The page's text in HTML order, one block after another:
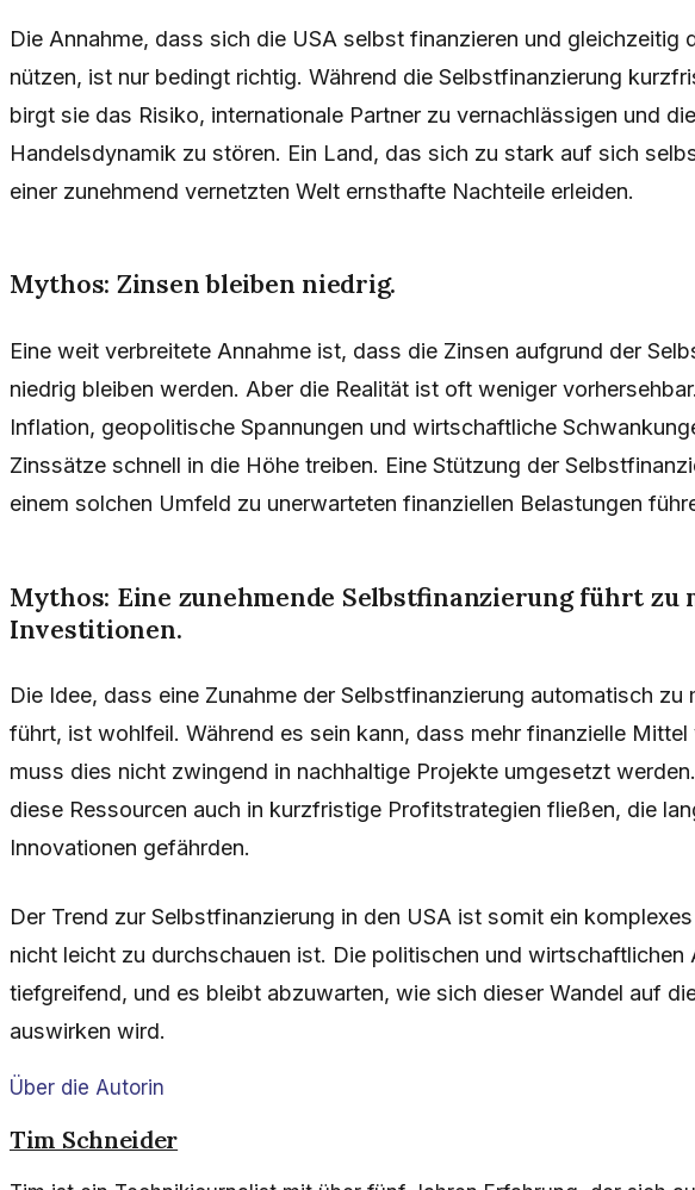
Die Annahme, dass sich die USA selbst finanzieren und gleichzeitig
nützen, ist nur bedingt richtig. Während die Selbstfinanzierung
birgt sie das Risiko, internationale Partner zu vernachlässigen und
Handelsdynamik zu stören. Ein Land, das sich zu stark auf sich
einer zunehmend vernetzten Welt ernsthafte Nachteile erleiden.
Mythos: Zinsen bleiben niedrig.
Eine weit verbreitete Annahme ist, dass die Zinsen aufgrund der
niedrig bleiben werden. Aber die Realität ist oft weniger
Inflation, geopolitische Spannungen und wirtschaftliche
Zinssätze schnell in die Höhe treiben. Eine Stützung der
einem solchen Umfeld zu unerwarteten finanziellen Belastungen
Mythos: Eine zunehmende Selbstfinanzierung führt zu
Investitionen.
Die Idee, dass eine Zunahme der Selbstfinanzierung automatisch zu
führt, ist wohlfeil. Während es sein kann, dass mehr finanzielle Mittel
muss dies nicht zwingend in nachhaltige Projekte umgesetzt
diese Ressourcen auch in kurzfristige Profitstrategien fließen, die
Innovationen gefährden.
Der Trend zur Selbstfinanzierung in den USA ist somit ein
nicht leicht zu durchschauen ist. Die politischen und wirtschaftlichen
tiefgreifend, und es bleibt abzuwarten, wie sich dieser Wandel auf
auswirken wird.
Über die Autorin
Tim Schneider